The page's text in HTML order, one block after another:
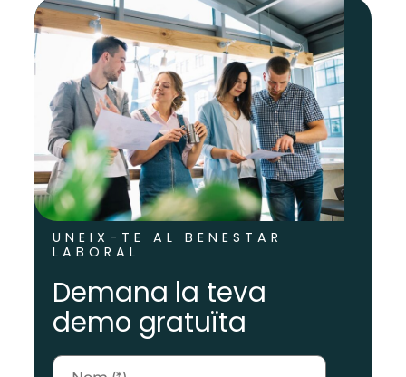
UNEIX-TE AL BENESTAR
LABORAL
Demana la teva
demo gratuïta